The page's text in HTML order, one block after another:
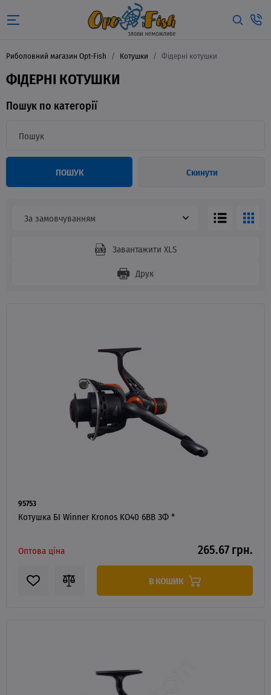
Риболовний магазин Opt-Fish Котушки Фідерні котушки
ФІДЕРНІ КОТУШКИ
Пошук по категорії
ПОШУК Скинути
За замовчуванням
Завантажити XLS
Друк
95753
Котушка БІ Winner Kronos KO40 6BB ЗФ *
Оптова ціна 265.67 грн.
В КОШИК